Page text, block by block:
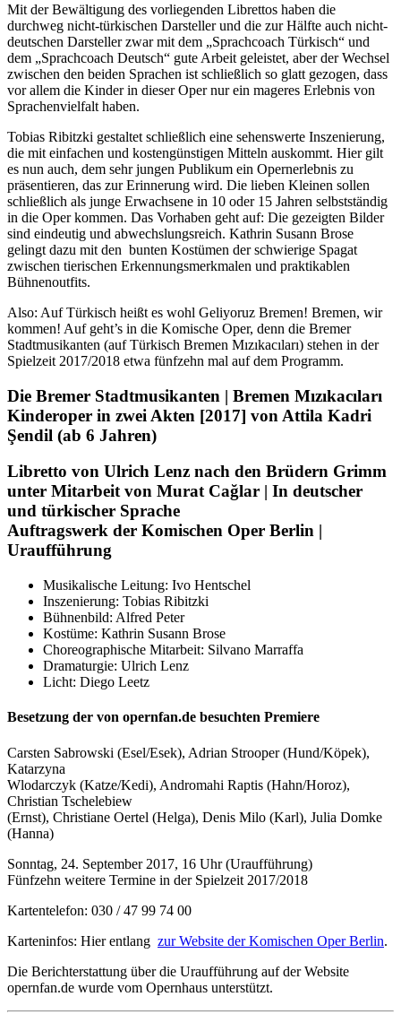
Mit der Bewältigung des vorliegenden Librettos haben die
durchweg nicht-türkischen Darsteller und die zur Hälfte auch nicht-
deutschen Darsteller zwar mit dem „Sprachcoach Türkisch“ und
dem „Sprachcoach Deutsch“ gute Arbeit geleistet, aber der Wechsel
zwischen den beiden Sprachen ist schließlich so glatt gezogen, dass
vor allem die Kinder in dieser Oper nur ein mageres Erlebnis von
Sprachenvielfalt haben.
Tobias Ribitzki gestaltet schließlich eine sehenswerte Inszenierung,
die mit einfachen und kostengünstigen Mitteln auskommt. Hier gilt
es nun auch, dem sehr jungen Publikum ein Opernerlebnis zu
präsentieren, das zur Erinnerung wird. Die lieben Kleinen sollen
schließlich als junge Erwachsene in 10 oder 15 Jahren selbstständig
in die Oper kommen. Das Vorhaben geht auf: Die gezeigten Bilder
sind eindeutig und abwechslungsreich. Kathrin Susann Brose
gelingt dazu mit den bunten Kostümen der schwierige Spagat
zwischen tierischen Erkennungsmerkmalen und praktikablen
Bühnenoutfits.
Also: Auf Türkisch heißt es wohl Geliyoruz Bremen! Bremen, wir
kommen! Auf geht’s in die Komische Oper, denn die Bremer
Stadtmusikanten (auf Türkisch Bremen Mızıkacıları) stehen in der
Spielzeit 2017/2018 etwa fünfzehn mal auf dem Programm.
Die Bremer Stadtmusikanten | Bremen Mızıkacıları
Kinderoper in zwei Akten [2017] von Attila Kadri
Şendil (ab 6 Jahren)
Libretto von Ulrich Lenz nach den Brüdern Grimm
unter Mitarbeit von Murat Cağlar | In deutscher
und türkischer Sprache
Auftragswerk der Komischen Oper Berlin |
Uraufführung
Musikalische Leitung: Ivo Hentschel
Inszenierung: Tobias Ribitzki
Bühnenbild: Alfred Peter
Kostüme: Kathrin Susann Brose
Choreographische Mitarbeit: Silvano Marraffa
Dramaturgie: Ulrich Lenz
Licht: Diego Leetz
Besetzung der von opernfan.de besuchten Premiere
Carsten Sabrowski (Esel/Esek), Adrian Strooper (Hund/Köpek),
Katarzyna
Wlodarczyk (Katze/Kedi), Andromahi Raptis (Hahn/Horoz),
Christian Tschelebiew
(Ernst), Christiane Oertel (Helga), Denis Milo (Karl), Julia Domke
(Hanna)
Sonntag, 24. September 2017, 16 Uhr (Uraufführung)
Fünfzehn weitere Termine in der Spielzeit 2017/2018
Kartentelefon: 030 / 47 99 74 00
Karteninfos: Hier entlang zur Website der Komischen Oper Berlin.
Die Berichterstattung über die Uraufführung auf der Website
opernfan.de wurde vom Opernhaus unterstützt.